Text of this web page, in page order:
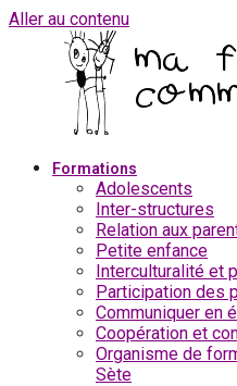
Aller au contenu
Formations
Adolescents
Inter-structures
Relation aux
Petite enfance
Interculturalité et
Participation des
Communiquer en
Coopération et
Organisme de
Sète